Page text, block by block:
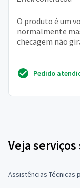
O produto é um
normalmente
checagem não
Pedido
Veja
Assistências Técnicas